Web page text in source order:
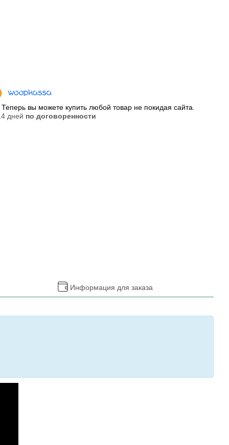
вы можете купить любой товар не покидая сайта.
дней по договоренности
Информация для заказа